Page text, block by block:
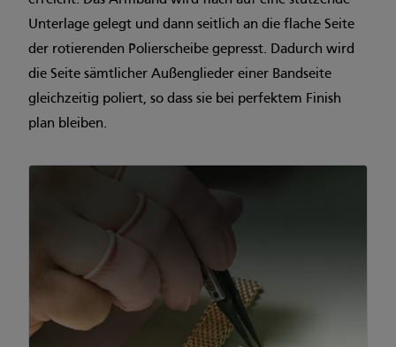
Unterlage gelegt und dann seitlich an die flache Seite
der rotierenden Polierscheibe gepresst. Dadurch wird
die Seite sämtlicher Außenglieder einer Bandseite
gleichzeitig poliert, so dass sie bei perfektem Finish
plan bleiben.